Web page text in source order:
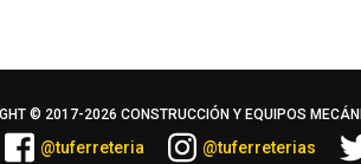
© 2017-2026 CONSTRUCCIÓN Y EQUIPOS
@tuferreteria @tuferreterias